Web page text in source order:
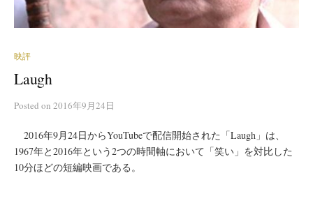
映評
Laugh
Posted on 2016年9月24日
2016年9月24日からYouTubeで配信開始された「Laugh」は、
1967年と2016年という2つの時間軸において「笑い」を対比した
10分ほどの短編映画である。